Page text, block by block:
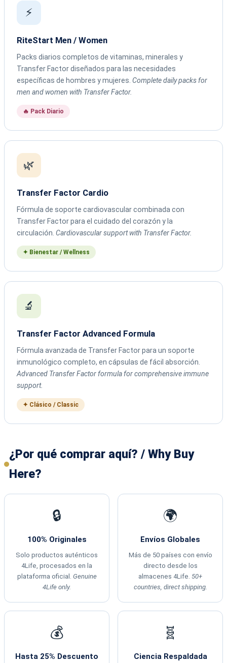
⚡
RiteStart Men / Women
Packs diarios completos de vitaminas, minerales y
Transfer Factor diseñados para las necesidades
específicas de hombres y mujeres. Complete daily packs for
men and women with Transfer Factor.
🔥 Pack Diario
🌿
Transfer Factor Cardio
Fórmula de soporte cardiovascular combinada con
Transfer Factor para el cuidado del corazón y la
circulación. Cardiovascular support with Transfer Factor.
✦ Bienestar / Wellness
🔬
Transfer Factor Advanced Formula
Fórmula avanzada de Transfer Factor para un soporte
inmunológico completo, en cápsulas de fácil absorción.
Advanced Transfer Factor formula for comprehensive immune
support.
✦ Clásico / Classic
¿Por qué comprar aquí? / Why Buy
Here?
🔒
100% Originales
Solo productos auténticos
4Life, procesados en la
plataforma oficial. Genuine
4Life only.
🌍
Envíos Globales
Más de 50 países con envío
directo desde los
almacenes 4Life. 50+
countries, direct shipping.
💰
Hasta 25% Descuento
🧬
Ciencia Respaldada